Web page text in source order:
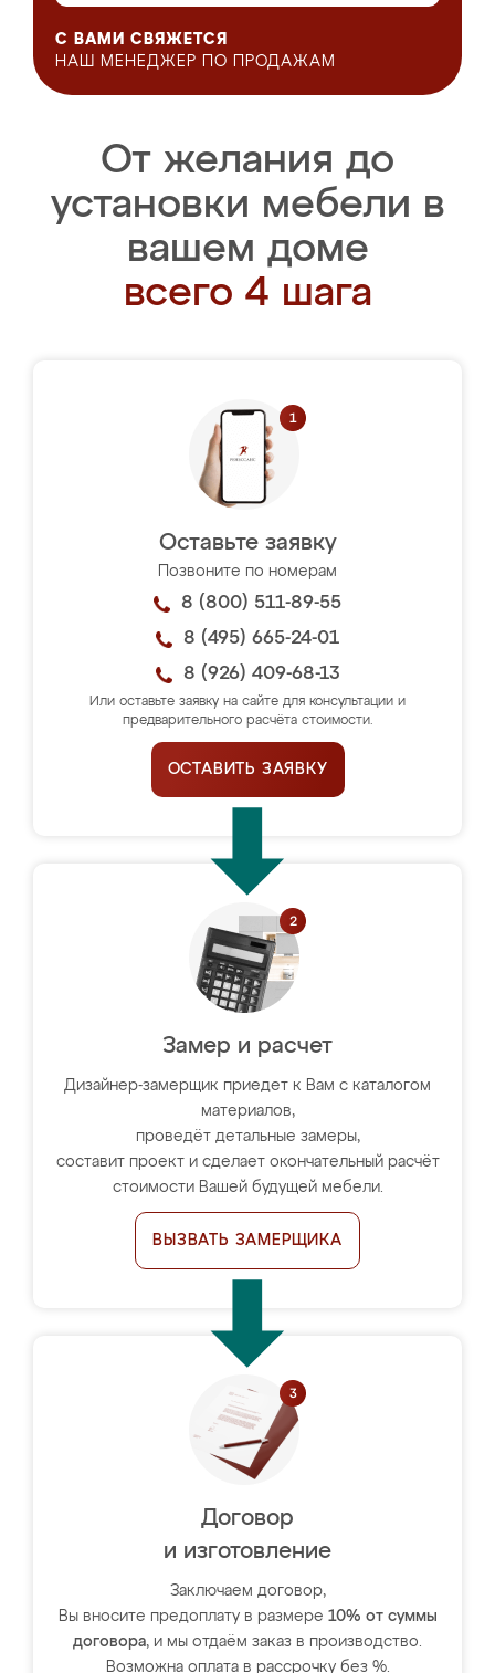
С ВАМИ СВЯЖЕТСЯ
НАШ МЕНЕДЖЕР
ПО ПРОДАЖАМ
От желания до
установки мебели в
вашем доме
всего 4 шага
Оставьте заявку
Позвоните по номерам
8 (800) 511-89-55
8 (495) 665-24-01
8 (926) 409-68-13
Или оставьте заявку на сайте для консультации и
предварительного расчёта стоимости.
ОСТАВИТЬ ЗАЯВКУ
Замер и расчет
Дизайнер-замерщик приедет к Вам с каталогом
материалов,
проведёт детальные замеры,
составит проект и сделает окончательный расчёт
стоимости Вашей будущей мебели.
ВЫЗВАТЬ ЗАМЕРЩИКА
Договор
и изготовление
Заключаем договор,
Вы вносите предоплату в размере 10% от суммы
договора, и мы отдаём заказ в производство.
Возможна оплата в рассрочку без %.